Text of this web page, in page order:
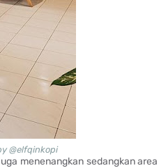
@elfqinkopi
menenangkan sedangkan area